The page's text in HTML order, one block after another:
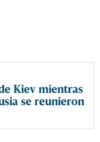
Kiev mientras
se reunieron